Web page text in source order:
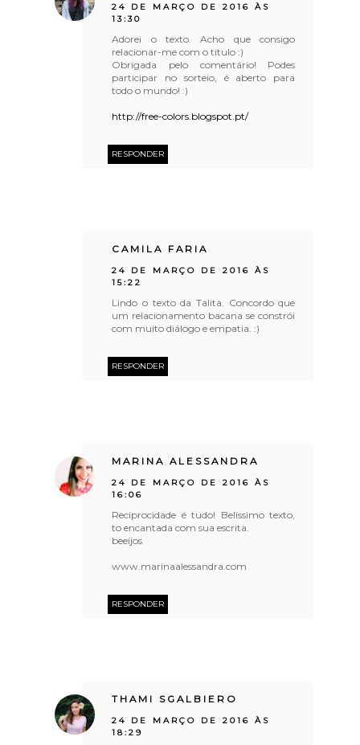
24 DE MARÇO DE 2016 ÀS
13:30
Adorei o texto. Acho que consigo
relacionar-me com o titulo :)
Obrigada pelo comentário! Podes
participar no sorteio, é aberto para
todo o mundo! :)
http://free-colors.blogspot.pt/
RESPONDER
CAMILA FARIA
24 DE MARÇO DE 2016 ÀS
15:22
Lindo o texto da Talita. Concordo que
um relacionamento bacana se constrói
com muito diálogo e empatia. :)
RESPONDER
MARINA ALESSANDRA
24 DE MARÇO DE 2016 ÀS
16:06
Reciprocidade é tudo! Belíssimo texto,
to encantada com sua escrita.
beeijos
www.marinaalessandra.com
RESPONDER
THAMI SGALBIERO
24 DE MARÇO DE 2016 ÀS
18:29